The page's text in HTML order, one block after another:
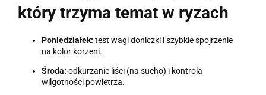
który trzyma temat w ryzach
Poniedziałek: test wagi doniczki i szybkie spojrzenie
na kolor korzeni.
Środa: odkurzanie liści (na sucho) i kontrola
wilgotności powietrza.